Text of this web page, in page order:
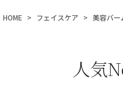
HOME フェイスケア 美容バー
人気